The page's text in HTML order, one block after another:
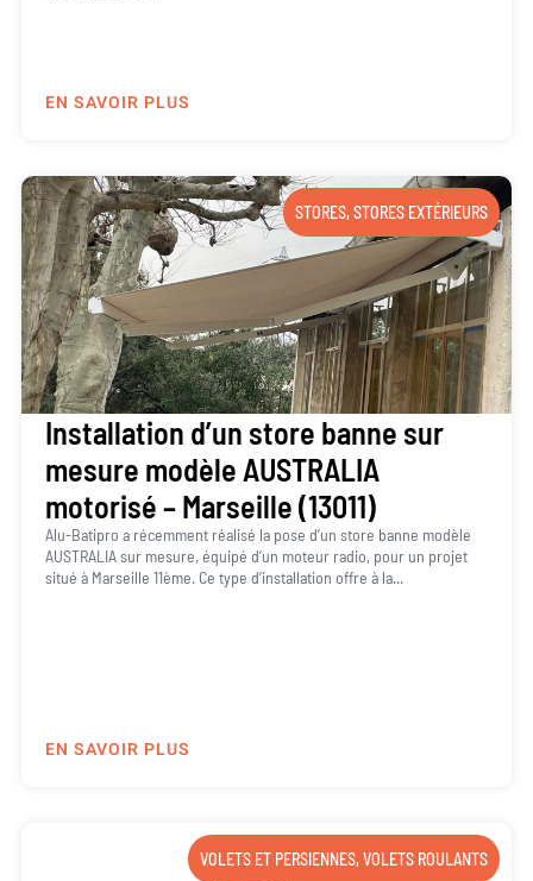
EN SAVOIR PLUS
STORES,STORES EXTÉRIEURS
Installation d’un store banne sur
mesure modèle AUSTRALIA
motorisé – Marseille (13011)
Alu-Batipro a récemment réalisé la pose d’un store banne modèle
AUSTRALIA sur mesure, équipé d’un moteur radio, pour un projet
situé à Marseille 11ème. Ce type d’installation offre à la...
EN SAVOIR PLUS
VOLETS ET PERSIENNES,VOLETS ROULANTS